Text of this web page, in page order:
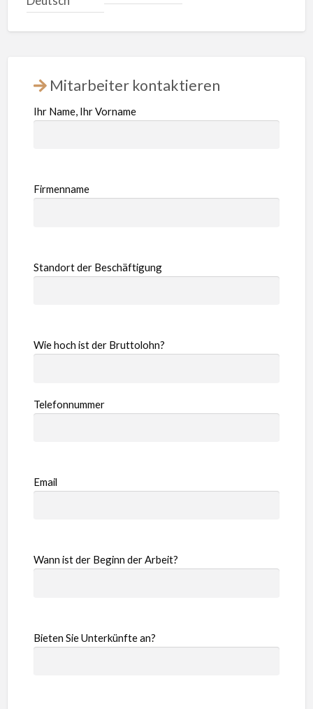
Mitarbeiter kontaktieren
Ihr Name, Ihr Vorname
Firmenname
Standort der Beschäftigung
Wie hoch ist der Bruttolohn?
Telefonnummer
Email
Wann ist der Beginn der Arbeit?
Bieten Sie Unterkünfte an?